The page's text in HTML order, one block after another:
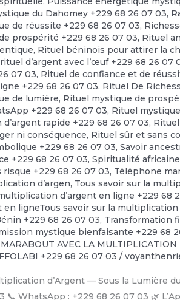
du Dahomey +229 68 26 07 03,
de réussite +229 68 26 07 03,
prospérité +229 68 26 07 03, Rituel
, Rituel béninois pour attirer la
rituel d’argent avec l’œuf +229 68 26 07
07 03, Rituel de confiance et de
+229 68 26 07 03, Rituel De
de lumière, Rituel mystique de
+229 68 26 07 03, Rituel
rapide +229 68 26 07 03,
ni conséquence, Rituel sûr et sans
+229 68 26 07 03,Savoir
+229 68 26 07 03,Spiritualité
+229 68 26 07 03, Téléphone
d’argen, Tous savoir sur la
d’argent en ligne +229 68
en ligneTous savoir sur la multiplication
+229 68 26 07 03, Transformation
mystique bienfaisante +229 68
AVEC LA MULTIPLICATION
+229 68 26 07 03 /
d’Argent — Sous la Lumière
📞 WhatsApp : +229 68 26 07 03 🌿